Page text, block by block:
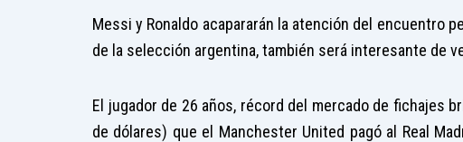
Messi y Ronaldo acapararán la atención del encuentro
de la selección argentina, también será interesante de
El jugador de 26 años, récord del mercado de fichajes
de dólares) que el Manchester United pagó al Real